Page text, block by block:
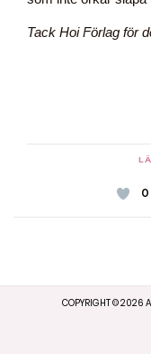
Tack Hoi Förlag för
0
COPYRIGHT ©2026